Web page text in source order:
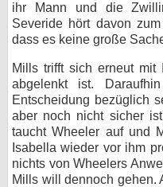
ihr Mann und die
Severide hört davon
dass es keine große
Mills trifft sich erneut
abgelenkt ist.
Entscheidung bezüglich
aber noch nicht sicher
taucht Wheeler auf und
Isabella wieder vor ihm
nichts von Wheelers
Mills will dennoch gehen.